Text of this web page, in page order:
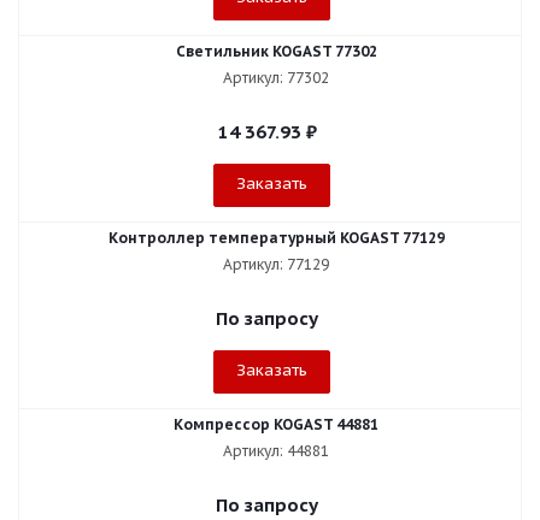
Светильник KOGAST 77302
Артикул: 77302
14 367.93 ₽
Заказать
Контроллер температурный KOGAST 77129
Артикул: 77129
По запросу
Заказать
Компрессор KOGAST 44881
Артикул: 44881
По запросу